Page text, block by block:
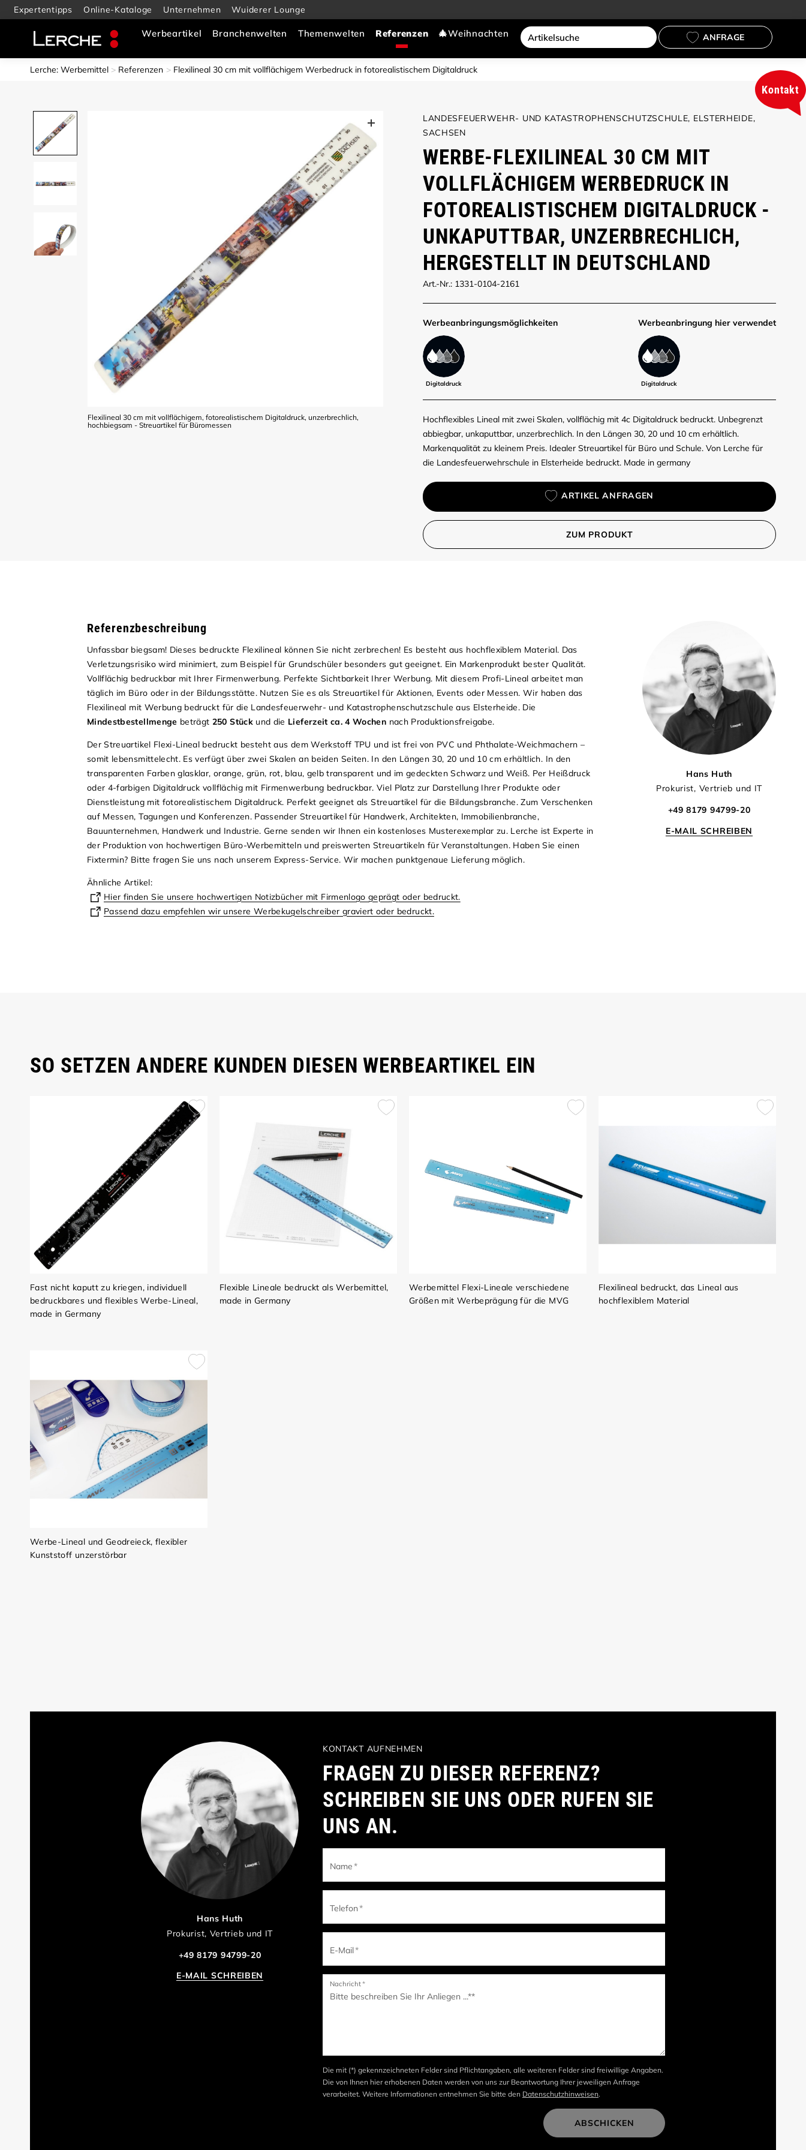
Expertentipps Online-Kataloge Unternehmen Wuiderer Lounge
Werbeartikel Branchenwelten Themenwelten 🎄Weihnachten ANFRAGE
Lerche: Werbemittel Referenzen Flexilineal 30 cm mit vollflächigem Werbedruck in fotorealistischem Digitaldruck
Flexilineal 30 cm mit vollflächigem, fotorealistischem Digitaldruck, unzerbrechlich,
hochbiegsam - Streuartikel für Büromessen
LANDESFEUERWEHR- UND KATASTROPHENSCHUTZSCHULE, ELSTERHEIDE,
SACHSEN
WERBE-FLEXILINEAL 30 CM MIT
VOLLFLÄCHIGEM WERBEDRUCK IN
FOTOREALISTISCHEM DIGITALDRUCK -
UNKAPUTTBAR, UNZERBRECHLICH,
HERGESTELLT IN DEUTSCHLAND
Art.-Nr.: 1331-0104-2161
Werbe­anbringungs­möglich­keiten
Digitaldruck
Werbe­anbringung hier verwendet
Digitaldruck
Hochflexibles Lineal mit zwei Skalen, vollflächig mit 4c Digitaldruck bedruckt. Unbegrenzt
abbiegbar, unkaputtbar, unzerbrechlich. In den Längen 30, 20 und 10 cm erhältlich.
Markenqualität zu kleinem Preis. Idealer Streuartikel für Büro und Schule. Von Lerche für
die Landesfeuerwehrschule in Elsterheide bedruckt. Made in germany
ARTIKEL ANFRAGEN
ZUM PRODUKT
Referenzbeschreibung
Unfassbar biegsam! Dieses bedruckte Flexilineal können Sie nicht zerbrechen! Es besteht aus hochflexiblem Material. Das
Verletzungsrisiko wird minimiert, zum Beispiel für Grundschüler besonders gut geeignet. Ein Markenprodukt bester Qualität.
Vollflächig bedruckbar mit Ihrer Firmenwerbung. Perfekte Sichtbarkeit Ihrer Werbung. Mit diesem Profi-Lineal arbeitet man
täglich im Büro oder in der Bildungsstätte. Nutzen Sie es als Streuartikel für Aktionen, Events oder Messen. Wir haben das
Flexilineal mit Werbung bedruckt für die Landesfeuerwehr- und Katastrophenschutzschule aus Elsterheide. Die
Mindestbestellmenge beträgt 250 Stück und die Lieferzeit ca. 4 Wochen nach Produktionsfreigabe.
Der Streuartikel Flexi-Lineal bedruckt besteht aus dem Werkstoff TPU und ist frei von PVC und Phthalate-Weichmachern –
somit lebensmittelecht. Es verfügt über zwei Skalen an beiden Seiten. In den Längen 30, 20 und 10 cm erhältlich. In den
transparenten Farben glasklar, orange, grün, rot, blau, gelb transparent und im gedeckten Schwarz und Weiß. Per Heißdruck
oder 4-farbigen Digitaldruck vollflächig mit Firmenwerbung bedruckbar. Viel Platz zur Darstellung Ihrer Produkte oder
Dienstleistung mit fotorealistischem Digitaldruck. Perfekt geeignet als Streuartikel für die Bildungsbranche. Zum Verschenken
auf Messen, Tagungen und Konferenzen. Passender Streuartikel für Handwerk, Architekten, Immobilienbranche,
Bauunternehmen, Handwerk und Industrie. Gerne senden wir Ihnen ein kostenloses Musterexemplar zu. Lerche ist Experte in
der Produktion von hochwertigen Büro-Werbemitteln und preiswerten Streuartikeln für Veranstaltungen. Haben Sie einen
Fixtermin? Bitte fragen Sie uns nach unserem Express-Service. Wir machen punktgenaue Lieferung möglich.
Ähnliche Artikel:
Hier finden Sie unsere hochwertigen Notizbücher mit Firmenlogo geprägt oder bedruckt.
Passend dazu empfehlen wir unsere Werbekugelschreiber graviert oder bedruckt.
Hans Huth
Prokurist, Vertrieb und IT
+49 8179 94799-20
E-MAIL SCHREIBEN
SO SETZEN ANDERE KUNDEN DIESEN WERBEARTIKEL EIN
Fast nicht kaputt zu kriegen, individuell
bedruckbares und flexibles Werbe-Lineal,
made in Germany
Flexible Lineale bedruckt als Werbemittel,
made in Germany
Werbemittel Flexi-Lineale verschiedene
Größen mit Werbeprägung für die MVG
Flexilineal bedruckt, das Lineal aus
hochflexiblem Material
Werbe-Lineal und Geodreieck, flexibler
Kunststoff unzerstörbar
Hans Huth
Prokurist, Vertrieb und IT
+49 8179 94799-20
E-MAIL SCHREIBEN
KONTAKT AUFNEHMEN
FRAGEN ZU DIESER REFERENZ?
SCHREIBEN SIE UNS ODER RUFEN SIE
UNS AN.
Name*
Telefon*
E-Mail*
Nachricht*
Die mit (*) gekennzeichneten Felder sind Pflichtangaben, alle weiteren Felder sind freiwillige Angaben.
Die von Ihnen hier erhobenen Daten werden von uns zur Beantwortung Ihrer jeweiligen Anfrage
verarbeitet. Weitere Informationen entnehmen Sie bitte den Datenschutzhinweisen.
ABSCHICKEN
Kontakt